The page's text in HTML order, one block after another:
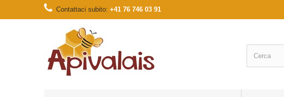
Contattaci subito: +41 76 746 03 91